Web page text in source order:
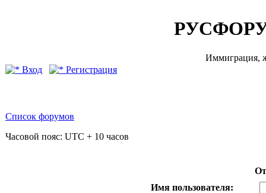
Иммиграция,
Вход
Регистрация
Список форумов
Часовой пояс: UTC + 10 часов
Имя пользователя: